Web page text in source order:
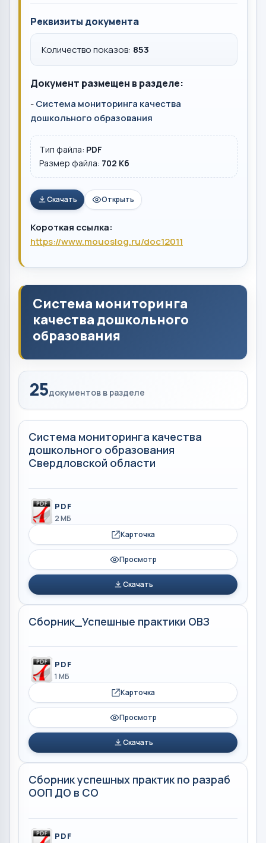
Реквизиты документа
Количество показов: 853
Документ размещен в разделе:
-Система мониторинга качества
дошкольного образования
Тип файла: PDF
Размер файла: 702 Кб
Скачать Открыть
Короткая ссылка:
https://www.mouoslog.ru/doc12011
Система мониторинга
качества дошкольного
образования
25документов в разделе
Система мониторинга качества
дошкольного образования
Свердловской области
PDF
2 МБ
Карточка
Просмотр
Скачать
Сборник_Успешные практики ОВЗ
PDF
1 МБ
Карточка
Просмотр
Скачать
Сборник успешных практик по разраб
ООП ДО в СО
PDF